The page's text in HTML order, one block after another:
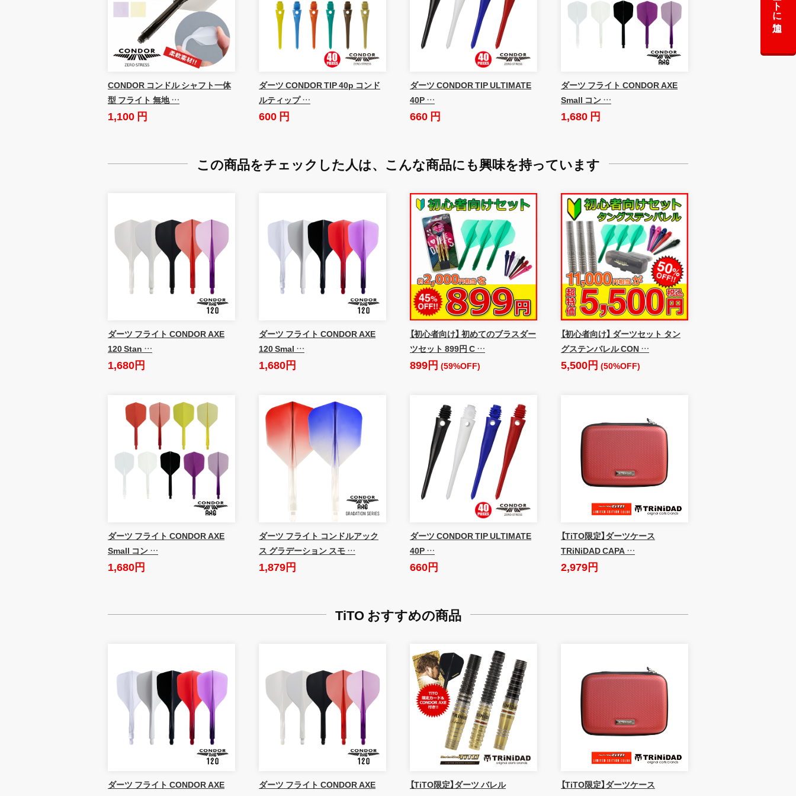
CONDOR コンドル シャフト一体
型 フライト 無地 …
1,100 円
ダーツ CONDOR TIP 40p コンド
ルティップ …
600 円
ダーツ CONDOR TIP ULTIMATE
40P …
660 円
ダーツ フライト CONDOR AXE
Small コン …
1,680 円
この商品をチェックした人は、 こんな商品にも興味を持っています
ダーツ フライト CONDOR AXE
120 Stan …
1,680円
ダーツ フライト CONDOR AXE
120 Smal …
1,680円
【初心者向け】 初めてのブラスダー
ツセット 899円 C …
899円 (59%OFF)
【初心者向け】 ダーツセット タン
グステンバレル CON …
5,500円 (50%OFF)
ダーツ フライト CONDOR AXE
Small コン …
1,680円
ダーツ フライト コンドルアック
ス グラデーション スモ …
1,879円
ダーツ CONDOR TIP ULTIMATE
40P …
660円
【TiTO限定】ダーツケース
TRiNiDAD CAPA …
2,979円
TiTO おすすめの商品
ダーツ フライト CONDOR AXE
ダーツ フライト CONDOR AXE
【TiTO限定】ダーツ バレル
【TiTO限定】ダーツケース